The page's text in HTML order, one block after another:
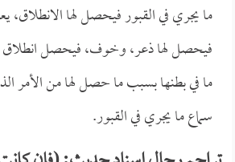
ما يجري في القبور فيحصل لها الانطلاق،
فيحصل لها ذعر، وخوف، فيحصل
ما في بطنها بسبب ما حصل لها من الأمر
سماع ما يجري في القبور.